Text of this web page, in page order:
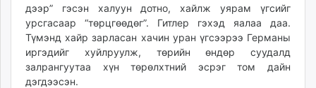
дээр” гэсэн халуун дотно, хайлж уярам үгсийг
урсгасаар “төрцгөөдөг”. Гитлер гэхэд яалаа даа.
Түмэнд хайр зарласан хачин уран үгсээрээ Германы
иргэдийг хуйлруулж, төрийн өндөр суудалд
залрангуутаа хүн төрөлхтний эсрэг том дайн
дэгдээсэн.